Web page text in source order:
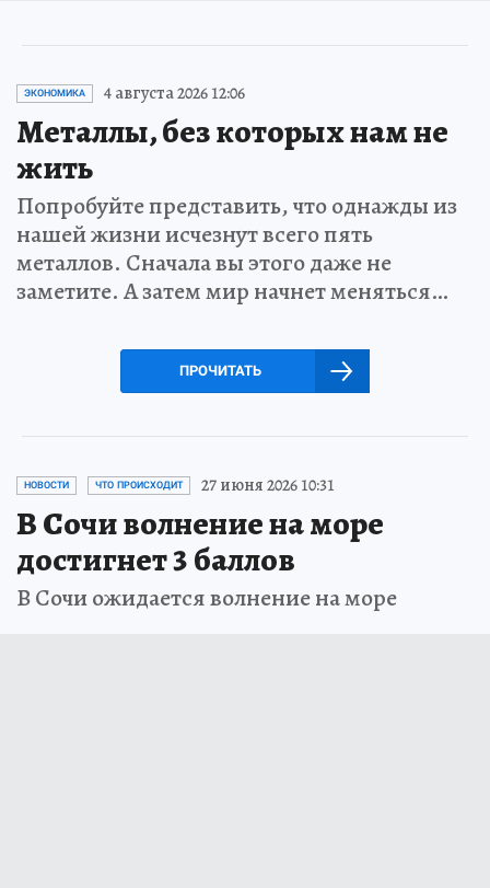
ЭКОНОМИКА 4 августа 2026 12:06
Металлы, без которых нам не
жить
Попробуйте представить, что однажды из
нашей жизни исчезнут всего пять
металлов. Сначала вы этого даже не
заметите. А затем мир начнет меняться…
ПРОЧИТАТЬ
НОВОСТИ ЧТО ПРОИСХОДИТ 27 июня 2026 10:31
В Сочи волнение на море
достигнет 3 баллов
В Сочи ожидается волнение на море